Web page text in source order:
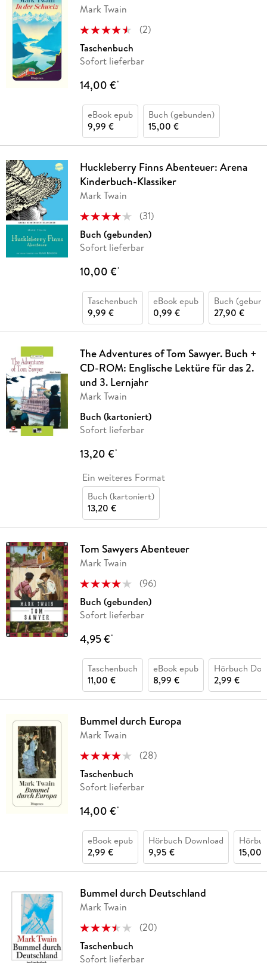
Mark Twain
(2)
Taschenbuch
Sofort lieferbar
14,00 €*
eBook epub
9,99 €
Buch (gebunden)
15,00 €
Huckleberry Finns Abenteuer: Arena
Kinderbuch-Klassiker
Mark Twain
(31)
Buch (gebunden)
Sofort lieferbar
10,00 €*
Taschenbuch
9,99 €
eBook epub
0,99 €
Buch
27,90 €
The Adventures of Tom Sawyer. Buch +
CD-ROM: Englische Lektüre für das 2.
und 3. Lernjahr
Mark Twain
Buch (kartoniert)
Sofort lieferbar
13,20 €*
Ein weiteres Format
Buch (kartoniert)
13,20 €
Tom Sawyers Abenteuer
Mark Twain
(96)
Buch (gebunden)
Sofort lieferbar
4,95 €*
Taschenbuch
11,00 €
eBook epub
8,99 €
Hörbuch
2,99 €
Bummel durch Europa
Mark Twain
(28)
Taschenbuch
Sofort lieferbar
14,00 €*
eBook epub
2,99 €
Hörbuch Download
9,95 €
15,00
Bummel durch Deutschland
Mark Twain
(20)
Taschenbuch
Sofort lieferbar